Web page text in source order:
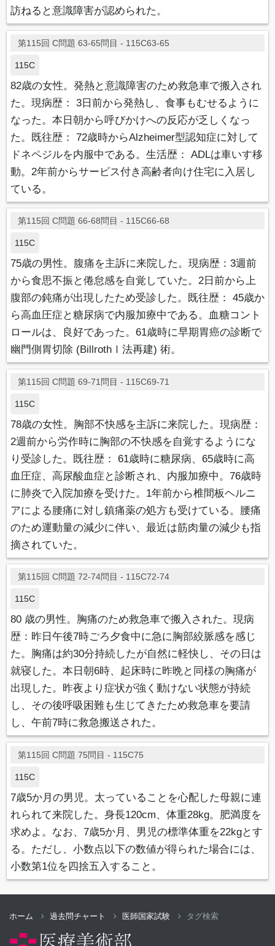
訪ねると意識障害が認められた。
第115回 C問題 63-65問目 - 115C63-65
115C
82歳の女性。発熱と意識障害のため救急車で搬入され
た。現病歴： 3日前から発熱し、食事もむせるように
なった。本日朝から呼びかけへの反応が乏しくなっ
た。既往歴： 72歳時からAlzheimer型認知症に対して
ドネペジルを内服中である。生活歴： ADLは車いす移
動。2年前からサービス付き高齢者向け住宅に入居し
ている。
第115回 C問題 66-68問目 - 115C66-68
115C
75歳の男性。腹痛を主訴に来院した。現病歴：3週前
から食思不振と倦怠感を自覚していた。2日前から上
腹部の鈍痛が出現したため受診した。既往歴： 45歳か
ら高血圧症と糖尿病で内服加療中である。血糖コント
ロールは、良好であった。61歳時に早期胃癌の診断で
幽門側胃切除 (BillrothⅠ法再建) 術。
第115回 C問題 69-71問目 - 115C69-71
115C
78歳の女性。胸部不快感を主訴に来院した。現病歴：
2週前から労作時に胸部の不快感を自覚するようにな
り受診した。既往歴： 61歳時に糖尿病、65歳時に高
血圧症、高尿酸血症と診断され、内服加療中。76歳時
に肺炎で入院加療を受けた。1年前から椎間板ヘルニ
アによる腰痛に対し鎮痛薬の処方も受けている。腰痛
のため運動量の減少に伴い、最近は筋肉量の減少も指
摘されていた。
第115回 C問題 72-74問目 - 115C72-74
115C
80 歳の男性。胸痛のため救急車で搬入された。現病
歴：昨日午後7時ごろ夕食中に急に胸部絞脈感を感じ
た。胸痛は約30分持続したが自然に軽快し、その日は
就寝した。本日朝6時、起床時に昨晩と同様の胸痛が
出現した。昨夜より症状が強く動けない状態が持続
し、その後呼吸困難も生じてきたため救急車を要請
し、午前7時に救急搬送された。
第115回 C問題 75問目 - 115C75
115C
7歳5か月の男児。太っていることを心配した母親に連
れられて来院した。身長120cm、体重28kg。肥満度を
求めよ。なお、7歳5か月、男児の標準体重を22kgとす
る。ただし、小数点以下の数値が得られた場合には、
小数第1位を四捨五入すること。
ホーム 過去問チャート 医師国家試験 タグ検索